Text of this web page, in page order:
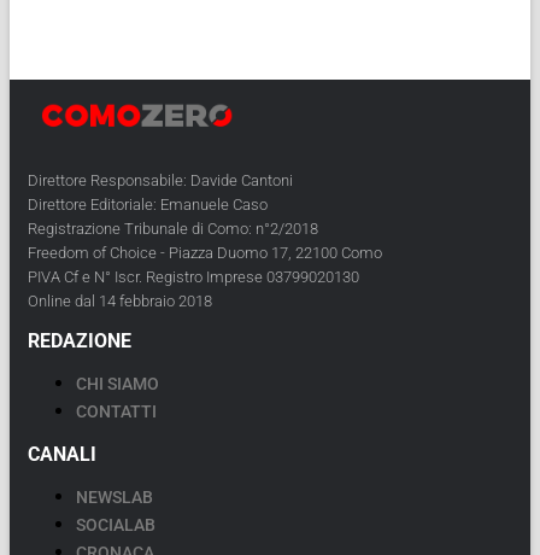
Direttore Responsabile: Davide Cantoni
Direttore Editoriale: Emanuele Caso
Registrazione Tribunale di Como: n°2/2018
Freedom of Choice - Piazza Duomo 17, 22100 Como
PIVA Cf e N° Iscr. Registro Imprese 03799020130
Online dal 14 febbraio 2018
REDAZIONE
CHI SIAMO
CONTATTI
CANALI
NEWSLAB
SOCIALAB